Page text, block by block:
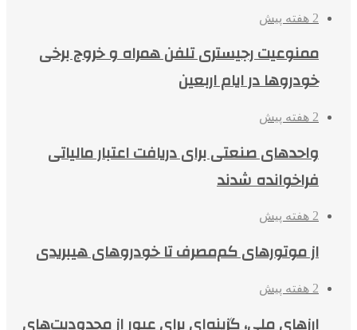
2 هفته پیش
ممنوعیت رجیستری تلفن همراه و خروج برخی
خودروها در ایام اربعین
2 هفته پیش
واحدهای صنعتی برای دریافت اعتبار مالیاتی
فراخوانده شدند
2 هفته پیش
از موتورهای کم‌مصرف تا خودروهای هیبریدی
2 هفته پیش
ارزهای ملی، گزینه‌ای برای عبور از محدودیت‌های